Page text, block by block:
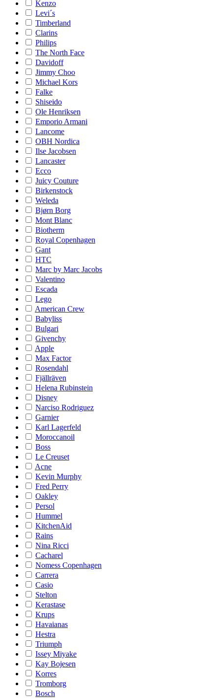
Kenzo
Levi´s
Timberland
Clarins
Philips
The North Face
Davidoff
Jimmy Choo
Michael Kors
Falke
Shiseido
Ole Henriksen
Emporio Armani
Lancome
OBH Nordica
Ilse Jacobsen
Lancaster
Ecco
Juicy Couture
Birkenstock
Weleda
Bjørn Borg
Mont Blanc
Biotherm
Royal Copenhagen
Gant
HTC
Marc by Marc Jacobs
Valentino
Escada
Lego
American Crew
Babyliss
Bulgari
Givenchy
Apple
Max Factor
Rosendahl
Fjällräven
Helena Rubinstein
Disney
Narciso Rodriguez
Garnier
Karl Lagerfeld
Moroccanoil
Boss
Le Creuset
Acne
Kevin Murphy
Fred Perry
Oakley
Persol
Hummel
KitchenAid
Rains
Nina Ricci
Cacharel
Nomess Copenhagen
Carrera
Casio
Stelton
Kerastase
Krups
Havaianas
Hestra
Triumph
Issey Miyake
Kay Bojesen
Korres
Tromborg
Bosch